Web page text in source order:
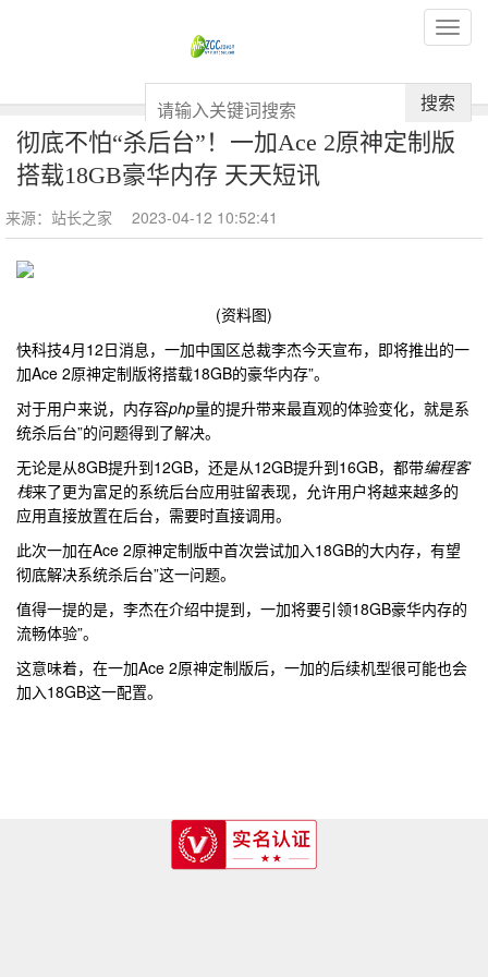
搜索
彻底不怕“杀后台”！一加Ace 2原神定制版
搭载18GB豪华内存 天天短讯
来源：站长之家 2023-04-12 10:52:41
(资料图)
快科技4月12日消息，一加中国区总裁李杰今天宣布，即将推出的一
加Ace 2原神定制版将搭载18GB的豪华内存”。
对于用户来说，内存容php量的提升带来最直观的体验变化，就是系
统杀后台”的问题得到了解决。
无论是从8GB提升到12GB，还是从12GB提升到16GB，都带编程客
栈来了更为富足的系统后台应用驻留表现，允许用户将越来越多的
应用直接放置在后台，需要时直接调用。
此次一加在Ace 2原神定制版中首次尝试加入18GB的大内存，有望
彻底解决系统杀后台”这一问题。
值得一提的是，李杰在介绍中提到，一加将要引领18GB豪华内存的
流畅体验”。
这意味着，在一加Ace 2原神定制版后，一加的后续机型很可能也会
加入18GB这一配置。